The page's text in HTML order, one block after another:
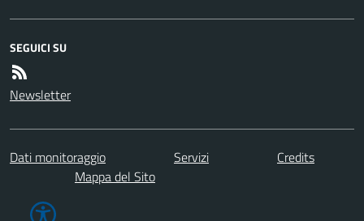
SEGUICI SU
Newsletter
Dati monitoraggio Servizi
Credits
Mappa del Sito